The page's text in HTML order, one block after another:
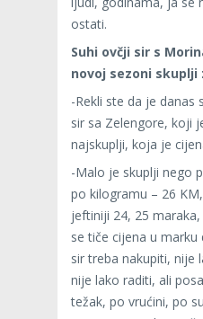
ostati.
Suhi ovčji sir s
novoj sezoni skuplji
-Rekli ste da je danas
sir sa Zelengore, koji
najskuplji, koja je
-Malo je skuplji nego
po kilogramu – 26
jeftiniji 24, 25
se tiče cijena u marku
sir treba nakupiti, nije
nije lako raditi, ali
težak, po vrućini, po